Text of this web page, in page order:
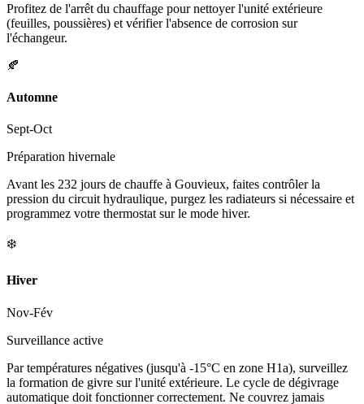
Profitez de l'arrêt du chauffage pour nettoyer l'unité extérieure
(feuilles, poussières) et vérifier l'absence de corrosion sur
l'échangeur.
🍂
Automne
Sept-Oct
Préparation hivernale
Avant les 232 jours de chauffe à Gouvieux, faites contrôler la
pression du circuit hydraulique, purgez les radiateurs si nécessaire et
programmez votre thermostat sur le mode hiver.
❄️
Hiver
Nov-Fév
Surveillance active
Par températures négatives (jusqu'à -15°C en zone H1a), surveillez
la formation de givre sur l'unité extérieure. Le cycle de dégivrage
automatique doit fonctionner correctement. Ne couvrez jamais